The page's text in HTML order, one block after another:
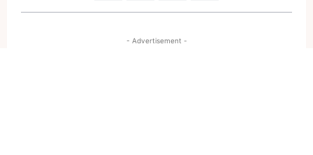
- Advertisement -